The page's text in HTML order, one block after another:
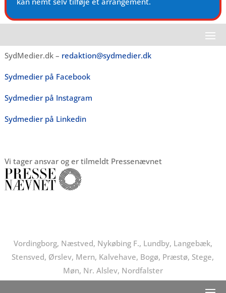
SydMedier.dk – redaktion@sydmedier.dk
Sydmedier på Facebook
Sydmedier på Instagram
Sydmedier på Linkedin
Vi tager ansvar og er tilmeldt Pressenævnet
Vordingborg, Næstved, Nykøbing F., Lundby, Langebæk,
Stensved, Ørslev, Mern, Kalvehave, Bogø, Præstø, Stege,
Møn, Nr. Alslev, Nordfalster